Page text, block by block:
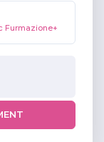
Furmazione+